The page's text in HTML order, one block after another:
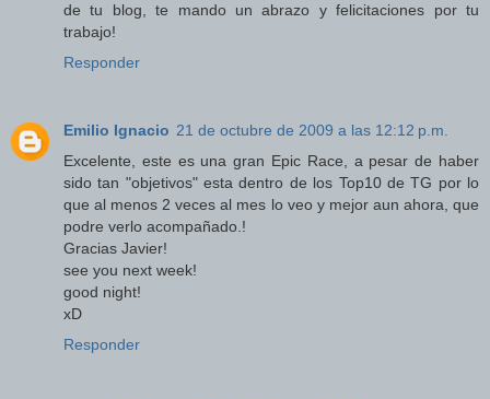
de tu blog, te mando un abrazo y felicitaciones por tu
trabajo!
Responder
Emilio Ignacio 21 de octubre de 2009 a las 12:12 p.m.
Excelente, este es una gran Epic Race, a pesar de haber
sido tan "objetivos" esta dentro de los Top10 de TG por lo
que al menos 2 veces al mes lo veo y mejor aun ahora, que
podre verlo acompañado.!
Gracias Javier!
see you next week!
good night!
xD
Responder